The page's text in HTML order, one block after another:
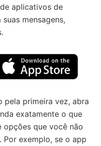
aplicativos de
mensagens,
pela primeira vez, abra
exatamente o que
opções que você não
exemplo, se o app